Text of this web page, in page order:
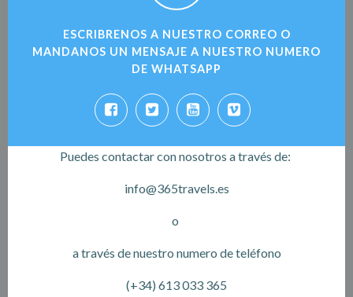
ESCRIBRENOS A NUESTRO CORREO O
MANDANOS UN MENSAJE A NUESTRO NUMERO
DE WHATSAPP
Puedes contactar con nosotros a través de:
info@365travels.es
o
a través de nuestro numero de teléfono
(+34) 613 033 365